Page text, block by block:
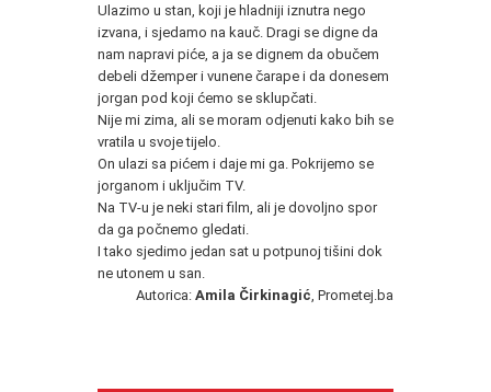
Ulazimo u stan, koji je hladniji iznutra nego
izvana, i sjedamo na kauč. Dragi se digne da
nam napravi piće, a ja se dignem da obučem
debeli džemper i vunene čarape i da donesem
jorgan pod koji ćemo se sklupčati.
Nije mi zima, ali se moram odjenuti kako bih se
vratila u svoje tijelo.
On ulazi sa pićem i daje mi ga. Pokrijemo se
jorganom i uključim TV.
Na TV-u je neki stari film, ali je dovoljno spor
da ga počnemo gledati.
I tako sjedimo jedan sat u potpunoj tišini dok
ne utonem u san.
Autorica: Amila Čirkinagić , Prometej.ba